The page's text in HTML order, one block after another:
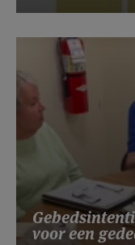
voor een